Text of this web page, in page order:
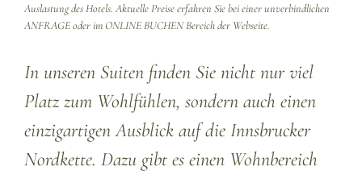
Auslastung des Hotels. Aktuelle Preise erfahren Sie bei einer unverbindlichen
ANFRAGE oder im ONLINE BUCHEN Bereich der Webseite.
In unseren Suiten finden Sie nicht nur viel
Platz zum Wohlfühlen, sondern auch einen
einzigartigen Ausblick auf die Innsbrucker
Nordkette. Dazu gibt es einen Wohnbereich